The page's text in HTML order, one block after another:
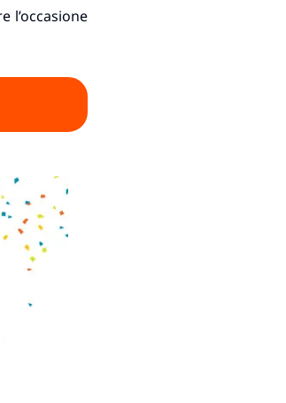
l’occasione